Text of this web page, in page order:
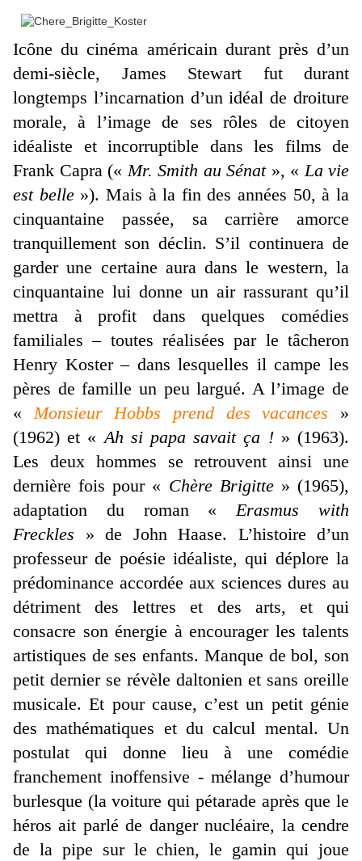
Icône du cinéma américain durant près d’un
demi-siècle, James Stewart fut durant
longtemps l’incarnation d’un idéal de droiture
morale, à l’image de ses rôles de citoyen
idéaliste et incorruptible dans les films de
Frank Capra (« Mr. Smith au Sénat», « La vie
est belle»). Mais à la fin des années 50, à la
cinquantaine passée, sa carrière amorce
tranquillement son déclin. S’il continuera de
garder une certaine aura dans le western, la
cinquantaine lui donne un air rassurant qu’il
mettra à profit dans quelques comédies
familiales – toutes réalisées par le tâcheron
Henry Koster – dans lesquelles il campe les
pères de famille un peu largué. A l’image de
« Monsieur Hobbs prend des vacances »
(1962) et « Ah si papa savait ça !» (1963).
Les deux hommes se retrouvent ainsi une
dernière fois pour « Chère Brigitte» (1965),
adaptation du roman « Erasmus with
Freckles » de John Haase. L’histoire d’un
professeur de poésie idéaliste, qui déplore la
prédominance accordée aux sciences dures au
détriment des lettres et des arts, et qui
consacre son énergie à encourager les talents
artistiques de ses enfants. Manque de bol, son
petit dernier se révèle daltonien et sans oreille
musicale. Et pour cause, c’est un petit génie
des mathématiques et du calcul mental. Un
postulat qui donne lieu à une comédie
franchement inoffensive - mélange d’humour
burlesque (la voiture qui pétarade après que le
héros ait parlé de danger nucléaire, la cendre
de la pipe sur le chien, le gamin qui joue